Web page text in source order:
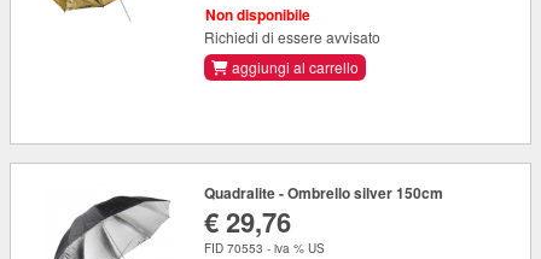
Non disponibile
Richiedi di essere avvisato
aggiungi al carrello
Quadralite - Ombrello silver 150cm
€ 29,76
FID 70553 - iva % US